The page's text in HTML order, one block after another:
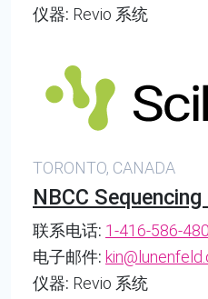
仪器: Revio 系统
TORONTO, CANADA
NBCC
联系电话: 1-416-586-
电子邮件:
仪器: Revio 系统